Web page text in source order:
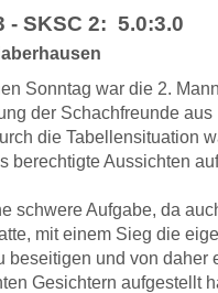
- SKSC 2: 5.0:3.0
Sonntag war die 2.
der Schachfreunde aus
die Tabellensituation
berechtigte Aussichten
schwere Aufgabe, da
mit einem Sieg die
beseitigen und von daher
Gesichtern aufgestellt